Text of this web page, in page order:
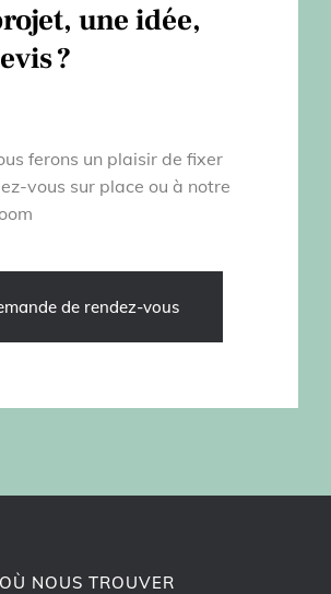
une idée,
?
ferons un plaisir de fixer
vous sur place ou à notre
de rendez-vous
OÙ NOUS TROUVER